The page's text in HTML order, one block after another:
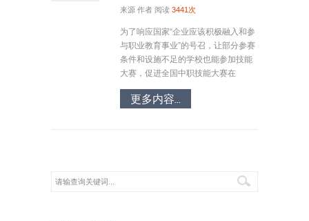
来源 作者 阅读 3441次
为了响应国家“企业应该积极融入和参
与职业教育事业”的号召，让部分参赛
条件和设施不足的学校也能参加技能
大赛，促进全国中职技能大赛在
更多内容...